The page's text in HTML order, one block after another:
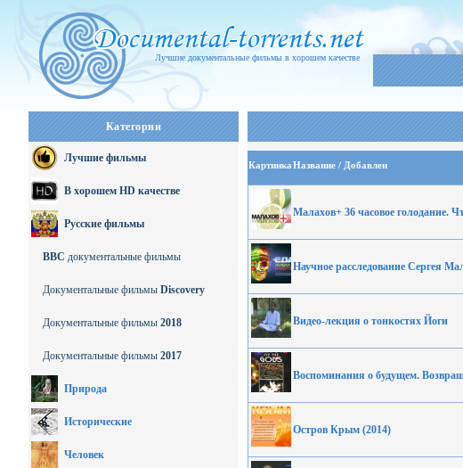
Лучшие документальные фильмы в хорошем качестве
Категории
Лучшие фильмы
В хорошем HD качестве
Русские фильмы
BBC документальные фильмы
Документальные фильмы Discovery
Документальные фильмы 2018
Документальные фильмы 2017
Природа
Исторические
Человек
КартинкаНазвание / Добавлен
Малахов+ 36 часовое голодание.
Научное расследование Сергея
Видео-лекция о тонкостях Йоги
Воспоминания о будущем.
Остров Крым (2014)